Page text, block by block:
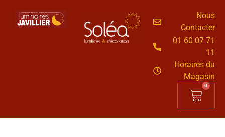
Nous
Contacter
01 60 07 71
11
Horaires du
Magasin
0